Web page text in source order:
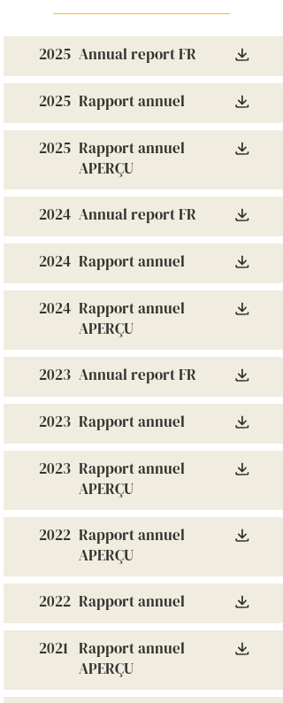
2025 Annual report FR
2025 Rapport annuel
2025 Rapport annuel
APERÇU
2024 Annual report FR
2024 Rapport annuel
2024 Rapport annuel
APERÇU
2023 Annual report FR
2023 Rapport annuel
2023 Rapport annuel
APERÇU
2022 Rapport annuel
APERÇU
2022 Rapport annuel
2021 Rapport annuel
APERÇU